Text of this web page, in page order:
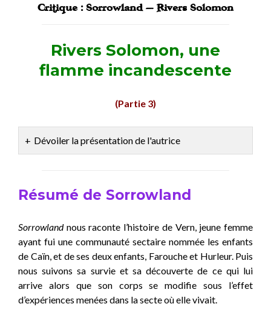
Critique : Sorrowland – Rivers Solomon
Rivers Solomon, une
flamme incandescente
(Partie 3)
Dévoiler la présentation de l'autrice
Résumé de Sorrowland
Sorrowlandnous raconte l’histoire de Vern, jeune femme
ayant fui une communauté sectaire nommée les enfants
de Caïn, et de ses deux enfants, Farouche et Hurleur. Puis
nous suivons sa survie et sa découverte de ce qui lui
arrive alors que son corps se modifie sous l’effet
d’expériences menées dans la secte où elle vivait.